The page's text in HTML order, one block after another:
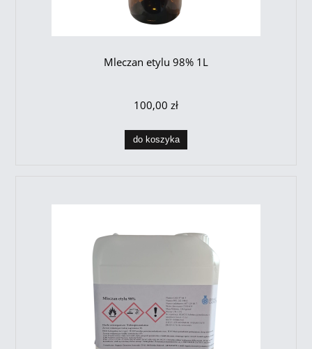
Mleczan etylu 98% 1L
100,00 zł
do koszyka